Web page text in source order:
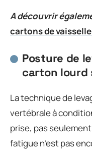
A découvrir
cartons de
Posture de
carton lourd
La technique de
vertébrale à
prise, pas
fatigue n’est pas